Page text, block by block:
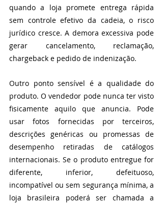
quando a loja promete entrega rápida
sem controle efetivo da cadeia, o risco
jurídico cresce. A demora excessiva pode
gerar cancelamento, reclamação,
chargeback e pedido de indenização.
Outro ponto sensível é a qualidade do
produto. O vendedor pode nunca ter visto
fisicamente aquilo que anuncia. Pode
usar fotos fornecidas por terceiros,
descrições genéricas ou promessas de
desempenho retiradas de catálogos
internacionais. Se o produto entregue for
diferente, inferior, defeituoso,
incompatível ou sem segurança mínima, a
loja brasileira poderá ser chamada a